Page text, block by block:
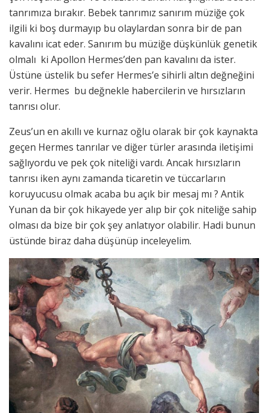
tanrımıza bırakır. Bebek tanrımız sanırım müziğe çok
ilgili ki boş durmayıp bu olaylardan sonra bir de pan
kavalını icat eder. Sanırım bu müziğe düşkünlük genetik
olmalı ki Apollon Hermes’den pan kavalını da ister.
Üstüne üstelik bu sefer Hermes’e sihirli altın değneğini
verir. Hermes bu değnekle habercilerin ve hırsızların
tanrısı olur.
Zeus’un en akıllı ve kurnaz oğlu olarak bir çok kaynakta
geçen Hermes tanrılar ve diğer türler arasında iletişimi
sağlıyordu ve pek çok niteliği vardı. Ancak hırsızların
tanrısı iken aynı zamanda ticaretin ve tüccarların
koruyucusu olmak acaba bu açık bir mesaj mı ? Antik
Yunan da bir çok hikayede yer alıp bir çok niteliğe sahip
olması da bize bir çok şey anlatıyor olabilir. Hadi bunun
üstünde biraz daha düşünüp inceleyelim.